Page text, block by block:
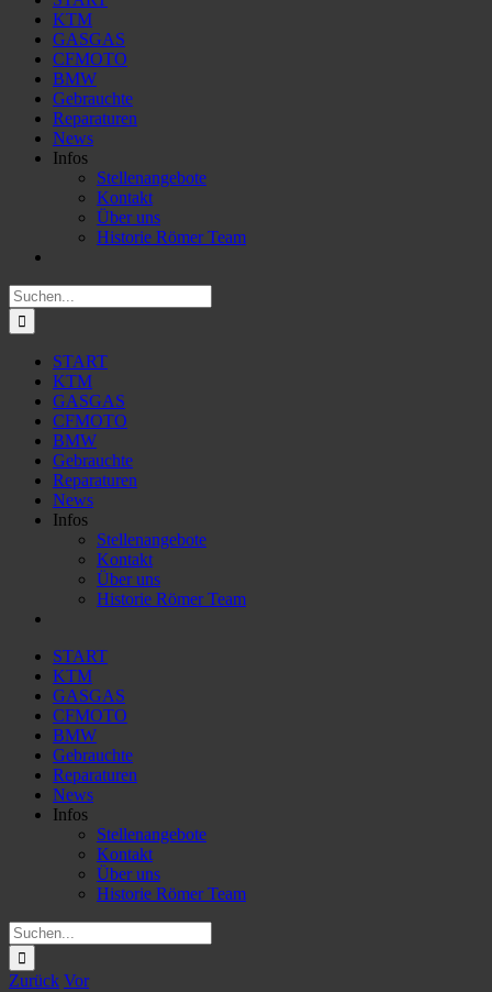
KTM
GASGAS
CFMOTO
BMW
Gebrauchte
Reparaturen
News
Infos
Stellenangebote
Kontakt
Über uns
Historie Römer Team
Suche
nach:
START
KTM
GASGAS
CFMOTO
BMW
Gebrauchte
Reparaturen
News
Infos
Stellenangebote
Kontakt
Über uns
Historie Römer Team
START
KTM
GASGAS
CFMOTO
BMW
Gebrauchte
Reparaturen
News
Infos
Stellenangebote
Kontakt
Über uns
Historie Römer Team
Suche
nach:
Zurück Vor